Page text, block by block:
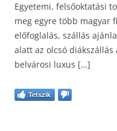
Egyetemi, felsőoktatási
meg egyre több magyar
előfoglalás, szállás
alatt az olcsó
belvárosi luxus […]
Tetszik